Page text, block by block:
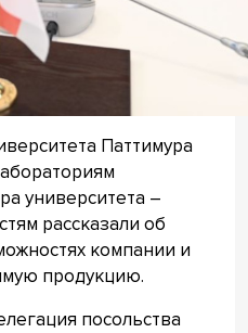
Паттимура
университета –
рассказали об
компании и
продукцию.
посольства